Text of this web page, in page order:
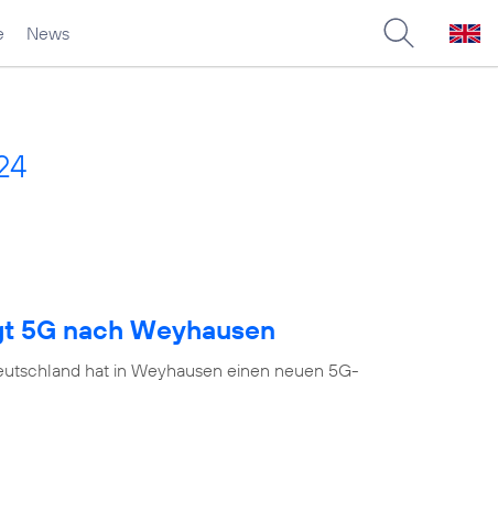
News
5G nach Weyhausen
hat in Weyhausen einen neuen 5G-